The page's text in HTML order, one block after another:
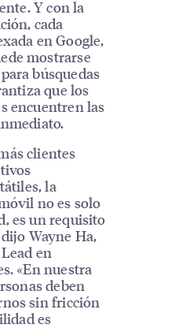
Y con la
cada
en Google,
mostrarse
búsquedas
que los
encuentren las
clientes
la
no es solo
es un requisito
Wayne Ha,
en
«En nuestra
deben
sin fricción
es